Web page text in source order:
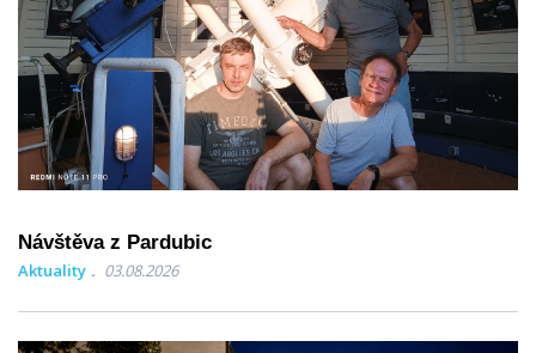
Návštěva z Pardubic
Aktuality 03.08.2026